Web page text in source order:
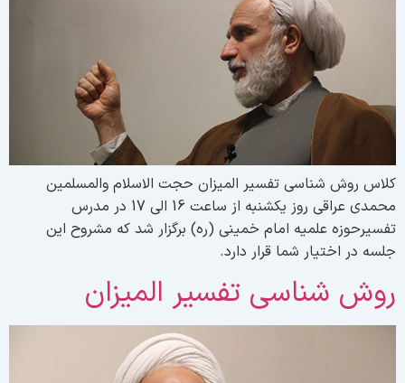
روش شناسی تفسیر المیزان حجت الاسلام والمسلمین
محمدی عراقی روز یکشنبه از ساعت 16 الی 17 در مدرس
علمیه امام خمینی (ره) برگزار شد که مشروح این
در اختیار شما قرار دارد.
شناسی تفسیر المیزان